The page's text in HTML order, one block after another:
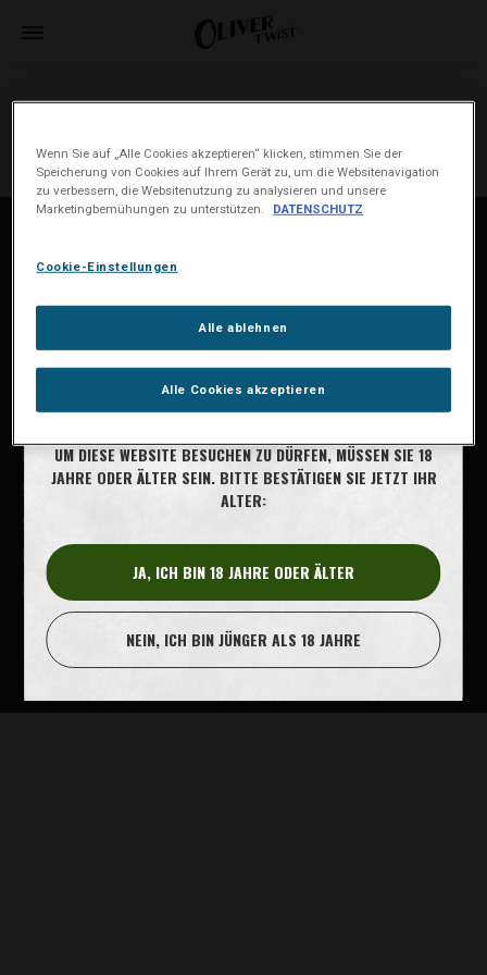
Børstenbindervej 1
info@oliver-twist.dk
Händlersuche
Cookie-Bestimmungen
Datenschutz
Impressum
SIND SIE 18 JAHRE ODER ÄLTER?
UM DIESE WEBSITE BESUCHEN ZU DÜRFEN, MÜSSEN SIE 18
JAHRE ODER ÄLTER SEIN. BITTE BESTÄTIGEN SIE JETZT IHR
ALTER:
JA, ICH BIN 18 JAHRE ODER ÄLTER
NEIN, ICH BIN JÜNGER ALS 18 JAHRE
Wenn Sie auf „Alle Cookies akzeptieren“ klicken, stimmen Sie der
Speicherung von Cookies auf Ihrem Gerät zu, um die Websitenavigation
zu verbessern, die Websitenutzung zu analysieren und unsere
Marketingbemühungen zu unterstützen.
DATENSCHUTZ
Cookie-Einstellungen
Alle ablehnen
Alle Cookies akzeptieren